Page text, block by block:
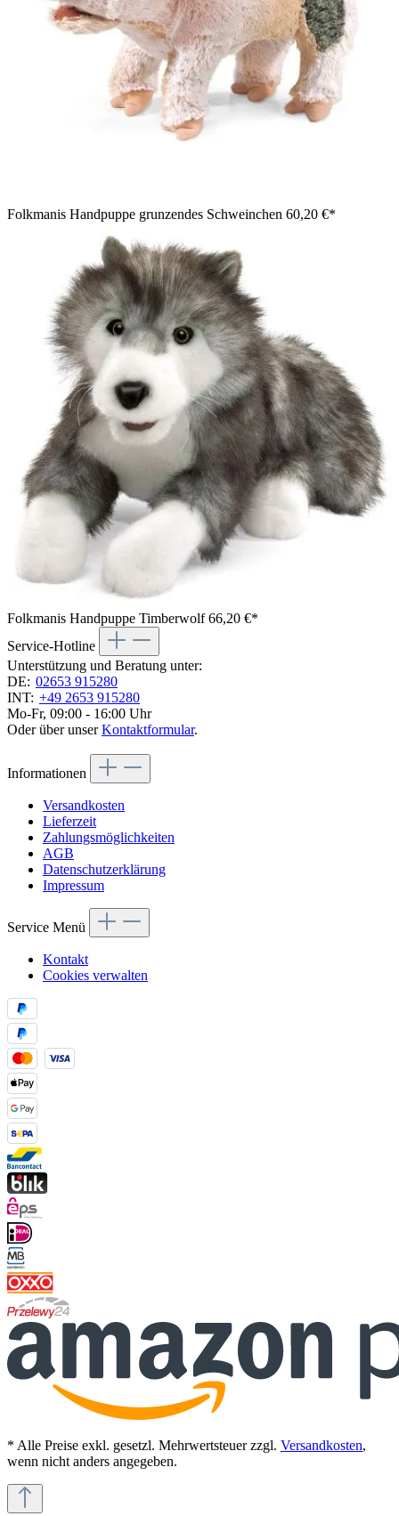
Folkmanis Handpuppe grunzendes Schweinchen 60,20 €*
Folkmanis Handpuppe Timberwolf66,20 €*
Service-Hotline
Unterstützung und Beratung unter:
DE: 02653 915280
INT: +49 2653 915280
Mo-Fr, 09:00 - 16:00 Uhr
Oder über unserKontaktformular.
Informationen
Versandkosten
Lieferzeit
Zahlungsmöglichkeiten
AGB
Datenschutzerklärung
Impressum
Service Menü
Kontakt
Cookies verwalten
* Alle Preise exkl. gesetzl. Mehrwertsteuer zzgl. Versandkosten,
wenn nicht anders angegeben.